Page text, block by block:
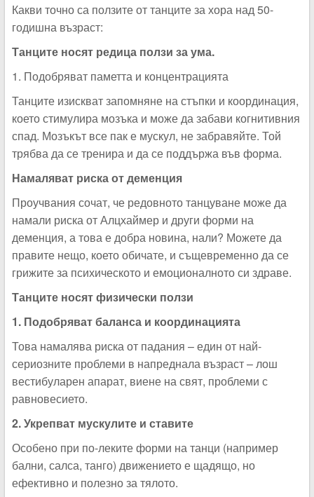
Какви точно са ползите от танците за хора над 50-
годишна възраст:
Танците носят редица ползи за ума.
1. Подобряват паметта и концентрацията
Танците изискват запомняне на стъпки и координация,
което стимулира мозъка и може да забави когнитивния
спад. Мозъкът все пак е мускул, не забравяйте. Той
трябва да се тренира и да се поддържа във форма.
Намаляват риска от деменция
Проучвания сочат, че редовното танцуване може да
намали риска от Алцхаймер и други форми на
деменция, а това е добра новина, нали? Можете да
правите нещо, което обичате, и същевременно да се
грижите за психическото и емоционалното си здраве.
Танците носят физически ползи
1. Подобряват баланса и координацията
Това намалява риска от падания – един от най-
сериозните проблеми в напреднала възраст – лош
вестибуларен апарат, виене на свят, проблеми с
равновесието.
2. Укрепват мускулите и ставите
Особено при по-леките форми на танци (например
бални, салса, танго) движението е щадящо, но
ефективно и полезно за тялото.